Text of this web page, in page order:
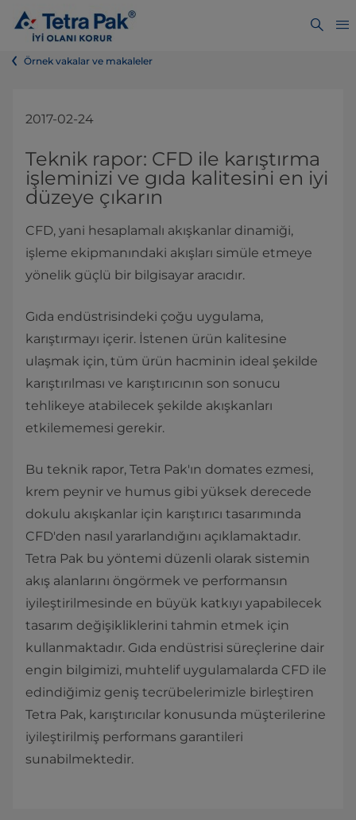
Örnek vakalar ve makaleler
2017-02-24
Teknik rapor: CFD ile karıştırma
işleminizi ve gıda kalitesini en iyi
düzeye çıkarın
CFD, yani hesaplamalı akışkanlar dinamiği,
işleme ekipmanındaki akışları simüle etmeye
yönelik güçlü bir bilgisayar aracıdır.
Gıda endüstrisindeki çoğu uygulama,
karıştırmayı içerir. İstenen ürün kalitesine
ulaşmak için, tüm ürün hacminin ideal şekilde
karıştırılması ve karıştırıcının son sonucu
tehlikeye atabilecek şekilde akışkanları
etkilememesi gerekir.
Bu teknik rapor, Tetra Pak'ın domates ezmesi,
krem peynir ve humus gibi yüksek derecede
dokulu akışkanlar için karıştırıcı tasarımında
CFD'den nasıl yararlandığını açıklamaktadır.
Tetra Pak bu yöntemi düzenli olarak sistemin
akış alanlarını öngörmek ve performansın
iyileştirilmesinde en büyük katkıyı yapabilecek
tasarım değişikliklerini tahmin etmek için
kullanmaktadır. Gıda endüstrisi süreçlerine dair
engin bilgimizi, muhtelif uygulamalarda CFD ile
edindiğimiz geniş tecrübelerimizle birleştiren
Tetra Pak, karıştırıcılar konusunda müşterilerine
iyileştirilmiş performans garantileri
sunabilmektedir.